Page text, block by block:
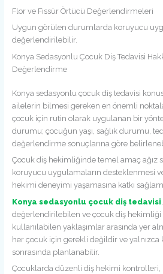
Flor ve Fissür Örtücü Değerlendirmeleri
Uygun görülen durumlarda koruyucu
değerlendirilebilir.
Konya Sedasyonlu Çocuk Diş Tedavisi
Değerlendirme
Konya sedasyonlu çocuk diş tedavisi
ailelerin bilmesi gereken en önemli
çocuk için rutin olarak uygulanan bir
durumu; çocuğun yaşı, sağlık durumu,
değerlendirme sonuçlarına göre
Çocuk diş hekimliğinde temel amaç ağız
koruyucu uygulamaların desteklenmesi
hekimi deneyimi yaşamasına katkı
Konya sedasyonlu çocuk diş tedavisi
değerlendirilebilen ve çocuk diş
kullanılabilen yaklaşımlar arasında yer
her çocuk için gerekli değildir ve
sonrasında planlanabilir.
Çocuklarda düzenli diş hekimi